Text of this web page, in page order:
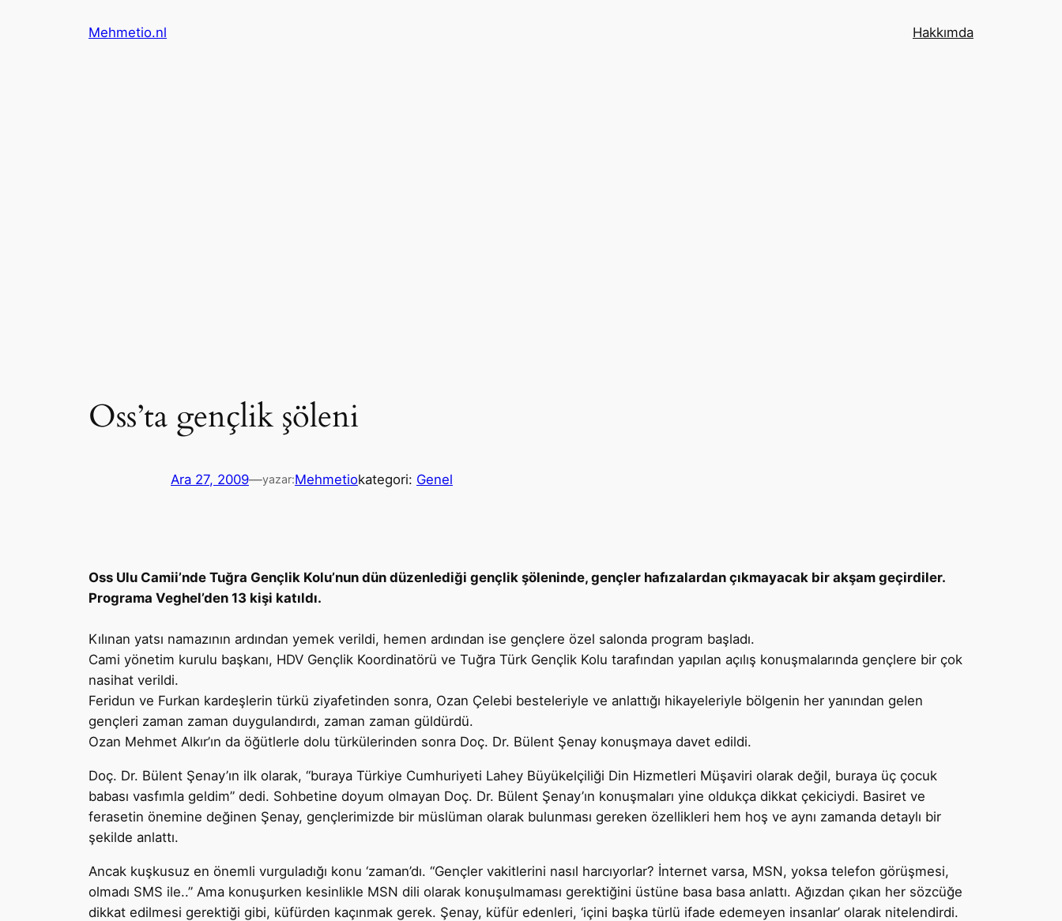
Mehmetio.nl Hakkımda
Oss’ta gençlik şöleni
Ara 27, 2009—yazar:Mehmetiokategori: Genel
Oss Ulu Camii’nde Tuğra Gençlik Kolu’nun dün düzenlediği gençlik şöleninde, gençler hafızalardan çıkmayacak bir akşam geçirdiler.
Programa Veghel’den 13 kişi katıldı.
Kılınan yatsı namazının ardından yemek verildi, hemen ardından ise gençlere özel salonda program başladı.
Cami yönetim kurulu başkanı, HDV Gençlik Koordinatörü ve Tuğra Türk Gençlik Kolu tarafından yapılan açılış konuşmalarında gençlere bir çok
nasihat verildi.
Feridun ve Furkan kardeşlerin türkü ziyafetinden sonra, Ozan Çelebi besteleriyle ve anlattığı hikayeleriyle bölgenin her yanından gelen
gençleri zaman zaman duygulandırdı, zaman zaman güldürdü.
Ozan Mehmet Alkır’ın da öğütlerle dolu türkülerinden sonra Doç. Dr. Bülent Şenay konuşmaya davet edildi.
Doç. Dr. Bülent Şenay’ın ilk olarak, “buraya Türkiye Cumhuriyeti Lahey Büyükelçiliği Din Hizmetleri Müşaviri olarak değil, buraya üç çocuk
babası vasfımla geldim” dedi. Sohbetine doyum olmayan Doç. Dr. Bülent Şenay’ın konuşmaları yine oldukça dikkat çekiciydi. Basiret ve
ferasetin önemine değinen Şenay, gençlerimizde bir müslüman olarak bulunması gereken özellikleri hem hoş ve aynı zamanda detaylı bir
şekilde anlattı.
Ancak kuşkusuz en önemli vurguladığı konu ‘zaman’dı. “Gençler vakitlerini nasıl harcıyorlar? İnternet varsa, MSN, yoksa telefon görüşmesi,
olmadı SMS ile..” Ama konuşurken kesinlikle MSN dili olarak konuşulmaması gerektiğini üstüne basa basa anlattı. Ağızdan çıkan her sözcüğe
dikkat edilmesi gerektiği gibi, küfürden kaçınmak gerek. Şenay, küfür edenleri, ‘içini başka türlü ifade edemeyen insanlar’ olarak nitelendirdi.